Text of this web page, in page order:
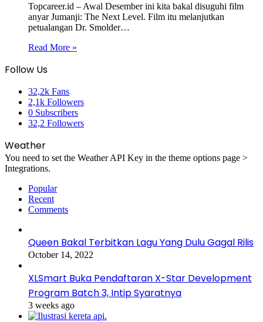
Topcareer.id – Awal Desember ini kita bakal disuguhi film
anyar Jumanji: The Next Level. Film itu melanjutkan
petualangan Dr. Smolder…
Read More »
Follow Us
32,2k Fans
2,1k Followers
0 Subscribers
32,2 Followers
Weather
You need to set the Weather API Key in the theme options page >
Integrations.
Popular
Recent
Comments
Queen Bakal Terbitkan Lagu Yang Dulu Gagal Rilis
October 14, 2022
XLSmart Buka Pendaftaran X-Star Development
Program Batch 3, Intip Syaratnya
3 weeks ago